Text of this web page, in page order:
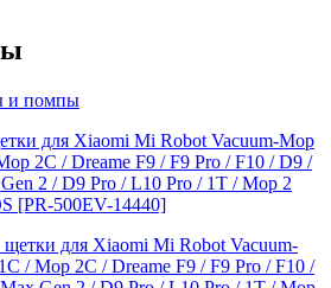
и помпы
для Xiaomi Mi Robot Vacuum-Mop
2C / Dreame F9 / F9 Pro / F10 / D9 /
2 / D9 Pro / L10 Pro / 1T / Mop 2
[PR-500EV-14440]